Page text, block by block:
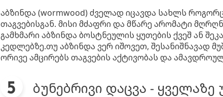
აბზინდა (wormwood) ძველად იცავდა სახლს
თაგვებისგან. მისი მძაფრი და მწარე არომატი
გამხმარი აბზინდა ბოსტნეულის ყუთების ქვეშ ან
კედლებზე.თუ აბზინდა ვერ იშოვეთ, შესანიშნავად
ორივე ამცირებს თაგვების აქტივობას და
ბუნებრივი დაცვა -